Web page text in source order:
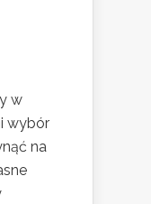
w
wybór
na